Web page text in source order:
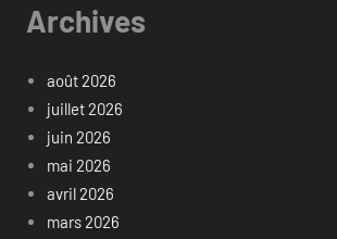
Archives
août 2026
juillet 2026
juin 2026
mai 2026
avril 2026
mars 2026